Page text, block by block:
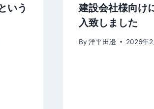
いう
建設会社様向け
入致しました
By 洋平田邊 2026年2